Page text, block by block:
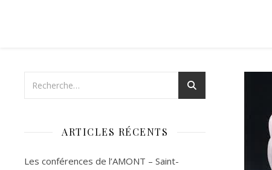
ARTICLES RÉCENTS
Les conférences de l’AMONT – Saint-